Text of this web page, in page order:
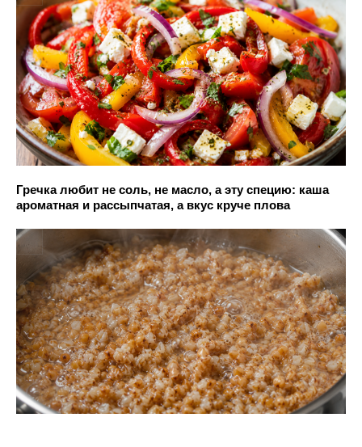
Гречка любит не соль, не масло, а эту специю: каша
ароматная и рассыпчатая, а вкус круче плова